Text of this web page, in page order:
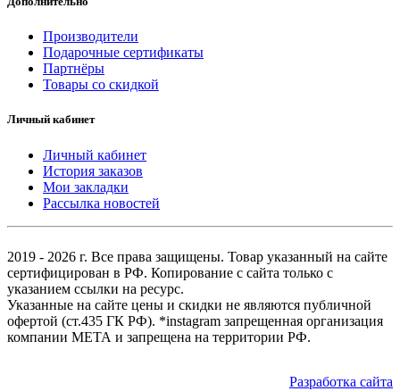
Производители
Подарочные сертификаты
Партнёры
Товары со скидкой
Личный кабинет
Личный кабинет
История заказов
Мои закладки
Рассылка новостей
2019 - 2026 г. Все права защищены. Товар указанный на сайте
сертифицирован в РФ. Копирование с сайта только с
указанием ссылки на ресурс.
Указанные на сайте цены и скидки не являются публичной
офертой (ст.435 ГК РФ). *instagram запрещенная организация
компании МЕТА и запрещена на территории РФ.
Разработка сайта